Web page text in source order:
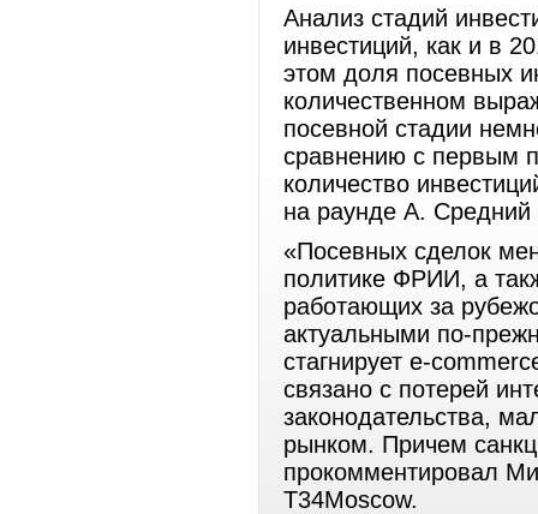
Анализ стадий
инвестиций, как и в
этом доля посевных
количественном
посевной стадии
сравнению с первым
количество
на раунде A. Средний
«Посевных сделок
политике ФРИИ, а
работающих за
актуальными по-
стагнирует e-
связано с потерей
законодательства,
рынком. Причем
прокомментировал
T34Moscow.